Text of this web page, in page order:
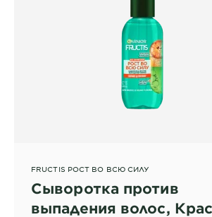
FRUCTIS РОСТ ВО ВСЮ СИЛУ
Сыворотка против
выпадения волос,